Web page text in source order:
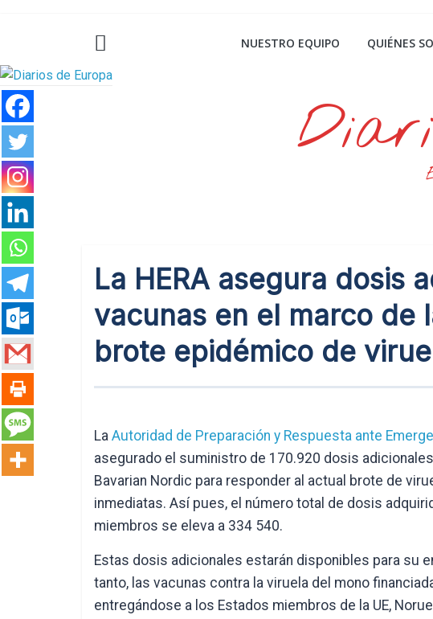
NUESTRO EQUIPO QUIÉNES
La HERA asegura dosis
vacunas en el marco de
brote epidémico de
La Autoridad de Preparación y Respuesta ante
asegurado el suministro de 170.920 dosis
Bavarian Nordic para responder al actual brote de
inmediatas. Así pues, el número total de dosis
miembros se eleva a 334 540.
Estas dosis adicionales estarán disponibles para su
tanto, las vacunas contra la viruela del mono
entregándose a los Estados miembros de la UE,